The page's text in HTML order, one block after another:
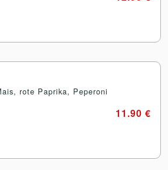
rote Paprika, Peperoni
11.90 €